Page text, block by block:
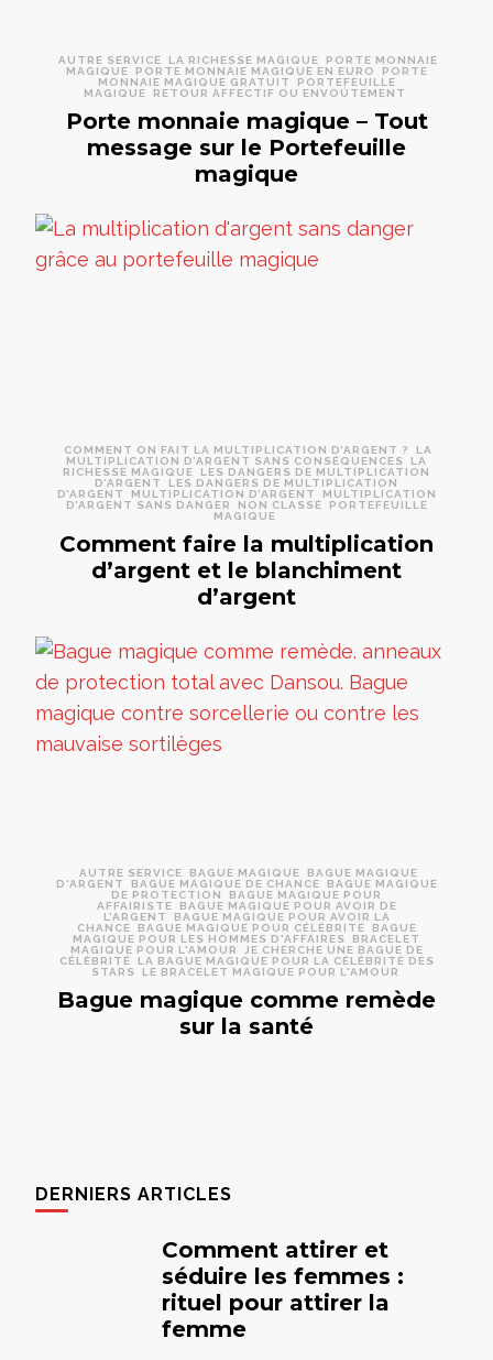
AUTRE SERVICE LA RICHESSE MAGIQUE
PORTE MONNAIE
MAGIQUE
PORTE MONNAIE MAGIQUE EN EURO
PORTE
MONNAIE MAGIQUE GRATUIT
PORTEFEUILLE
MAGIQUE
RETOUR AFFECTIF OU ENVOÛTEMENT
Porte monnaie magique – Tout
message sur le Portefeuille
magique
COMMENT ON FAIT LA MULTIPLICATION D’ARGENT ?
LA
MULTIPLICATION D’ARGENT SANS CONSÉQUENCES
LA
RICHESSE MAGIQUE
LES DANGERS DE MULTIPLICATION
D’ARGENT
LES DANGERS DE MULTIPLICATION
D’ARGENT
MULTIPLICATION D’ARGENT
MULTIPLICATION
D’ARGENT SANS DANGER
NON CLASSÉ
PORTEFEUILLE
MAGIQUE
Comment faire la multiplication
d’argent et le blanchiment
d’argent
AUTRE SERVICE BAGUE MAGIQUE
BAGUE MAGIQUE
D'ARGENT
BAGUE MAGIQUE DE CHANCE
BAGUE MAGIQUE
DE PROTECTION
BAGUE MAGIQUE POUR
AFFAIRISTE
BAGUE MAGIQUE POUR AVOIR DE
L’ARGENT
BAGUE MAGIQUE POUR AVOIR LA
CHANCE
BAGUE MAGIQUE POUR CÉLÉBRITÉ
BAGUE
MAGIQUE POUR LES HOMMES D'AFFAIRES
BRACELET
MAGIQUE POUR L'AMOUR
JE CHERCHE UNE BAGUE DE
CÉLÉBRITÉ
LA BAGUE MAGIQUE POUR LA CÉLÉBRITÉ DES
STARS
LE BRACELET MAGIQUE POUR L'AMOUR
Bague magique comme remède
sur la santé
DERNIERS ARTICLES
Comment attirer et
séduire les femmes :
rituel pour attirer la
femme